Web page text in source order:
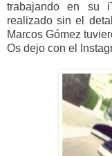
trabajando en su
realizado sin el
Marcos Gómez
Os dejo con el